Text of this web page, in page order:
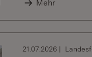
Mehr
21.07.2026